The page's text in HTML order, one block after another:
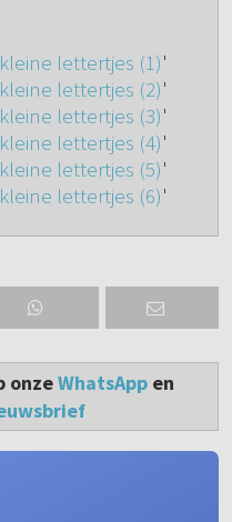
lettertjes (1)'
lettertjes (2)'
lettertjes (3)'
lettertjes (4)'
lettertjes (5)'
lettertjes (6)'
onzeWhatsAppen